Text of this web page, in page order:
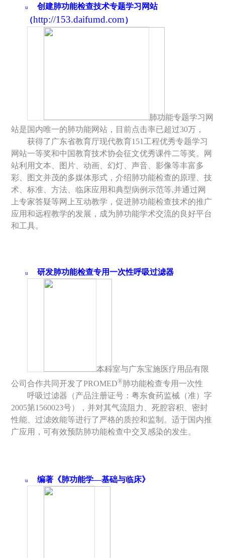
u
创建肺功能检查技术专题学习网站
（http://153.daifumd.com）
肺功能专题学习网
站是国内唯一的肺功能网站，目前点击率已超过30万，
获得了广东省教育厅现代教育151 工程优秀专题学习
网站一等奖和中国教育技术协会征文优秀课件二等奖。网
站利用文本、图片、动画、幻灯、声音、影像等丰富多
彩、图文并茂的多媒体形式，介绍肺功能检查的原理、技
术、标准、方法、临床应用和典型病例示范等,并通过网
上专家答疑等网上互动教学，促进肺功能检查技术的推广
应用和远程教学的发展，成为肺功能学术交流的良好平台
和工具。
u 研发肺功能检查专用一次性呼吸过滤器
本科室与广东宝施医疗用品有限
公司合作共同开发了PROMED®肺功能检查专用一次性
呼吸过滤器（产品注册证号：粤东食药监械（准）字
2005第1560023号），并对其气流阻力、死腔容积、密封
性能、过滤效能等进行了严格的质控和监制。适于国内推
广应用，可有效预防肺功能检查中交叉感染的发生。
u 编著《肺功能学—基础与临床》